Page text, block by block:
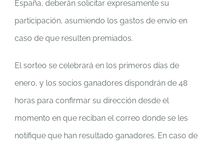
España, deberán solicitar expresamente su
participación, asumiendo los gastos de envío en
caso de que resulten premiados.
El sorteo se celebrará en los primeros días de
enero, y los socios ganadores dispondrán de 48
horas para confirmar su dirección desde el
momento en que reciban el correo donde se les
notifique que han resultado ganadores. En caso de